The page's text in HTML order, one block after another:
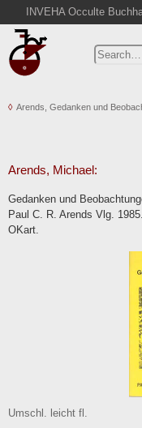
INVEHA Occulte
Home
Advanced Search
Cart
Contact
Terms
Arends, Gedanken und
Arends, Michael:
Gedanken und
Paul C. R. Arends Vlg.
OKart.
Umschl. leicht fl.